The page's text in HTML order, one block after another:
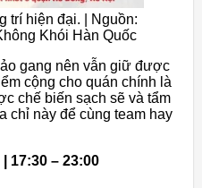
trí hiện đại. | Nguồn:
Khói Hàn Quốc
gang nên vẫn giữ được
cộng cho quán chính là
chế biến sạch sẽ và tẩm
chỉ này để cùng team hay
17:30 – 23:00